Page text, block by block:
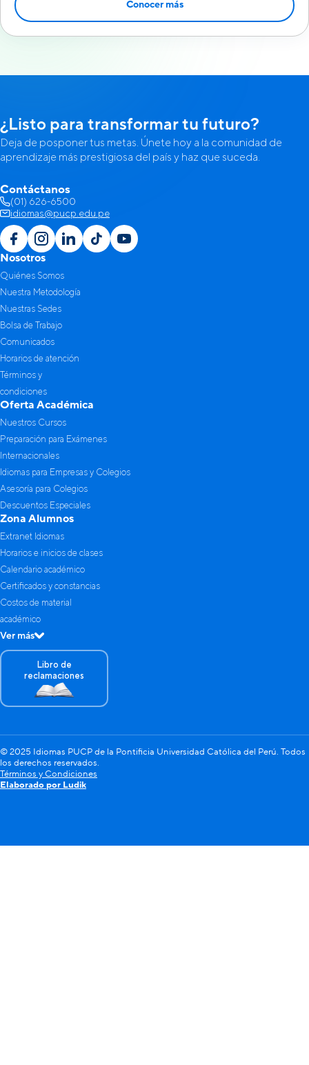
Conocer más
¿Listo para transformar tu futuro?
Deja de posponer tus metas. Únete hoy a la comunidad de
aprendizaje más prestigiosa del país y haz que suceda.
Contáctanos
(01) 626-6500
idiomas@pucp.edu.pe
Nosotros
Quiénes Somos
Nuestra Metodología
Nuestras Sedes
Bolsa de Trabajo
Comunicados
Horarios de atención
Términos y
condiciones
Oferta Académica
Nuestros Cursos
Preparación para Exámenes
Internacionales
Idiomas para Empresas y Colegios
Asesoría para Colegios
Descuentos Especiales
Zona Alumnos
Extranet Idiomas
Horarios e inicios de clases
Calendario académico
Certificados y constancias
Costos de material
académico
Ver más
Libro de
reclamaciones
© 2025 Idiomas PUCP de la Pontificia Universidad Católica del Perú. Todos
los derechos reservados.
Términos y Condiciones
Elaborado por Ludik